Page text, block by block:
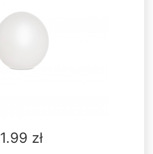
1.99 zł